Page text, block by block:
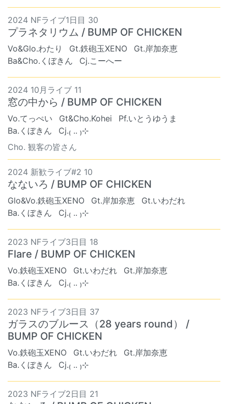
2024 NFライブ1日目 30
プラネタリウム / BUMP OF CHICKEN
Vo&Glo.わたり Gt.鉄砲玉XENO
Gt.岸加奈恵
Ba&Cho.くぼきん
Cj.こーへー
2024 10月ライブ 11
窓の中から / BUMP OF CHICKEN
Vo.てっぺい Gt&Cho.Kohei
Pf.いとうゆうま
Ba.くぼきん
Cj.₍ .. ₎⊹
Cho. 観客の皆さん
2024 新歓ライブ#2 10
なないろ / BUMP OF CHICKEN
Glo&Vo.鉄砲玉XENO Gt.岸加奈恵
Gt.いわだれ
Ba.くぼきん
Cj.₍ .. ₎⊹
2023 NFライブ3日目 18
Flare / BUMP OF CHICKEN
Vo.鉄砲玉XENO Gt.いわだれ
Gt.岸加奈恵
Ba.くぼきん
Cj.₍ .. ₎⊹
2023 NFライブ3日目 37
ガラスのブルース（28 years round） /
BUMP OF CHICKEN
Vo.鉄砲玉XENO Gt.いわだれ
Gt.岸加奈恵
Ba.くぼきん
Cj.₍ .. ₎⊹
2023 NFライブ2日目 21